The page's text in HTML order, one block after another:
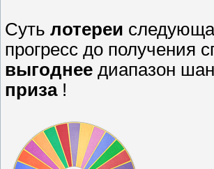
Суть лотереи
прогресс до получения
выгоднее диапазон
приза!